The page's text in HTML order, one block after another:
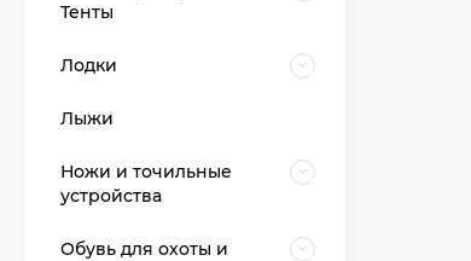
Тенты
Лодки
Лыжи
Ножи и точильные
устройства
Обувь для охоты и